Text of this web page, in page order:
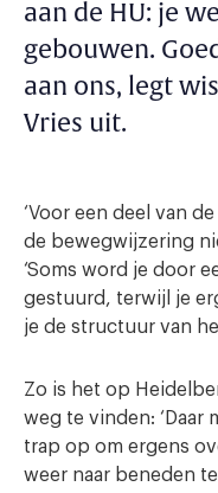
aan de HU: je
gebouwen.
aan ons, legt
Vries uit.
‘Voor een deel van
de bewegwijzering
‘Soms word je door
gestuurd, terwijl je
je de structuur van
Zo is het op
weg te vinden: ‘Daar
trap op om ergens
weer naar beneden